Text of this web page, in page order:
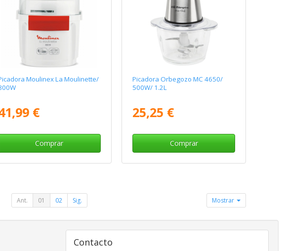
Moulinex La Moulinette/
€
Comprar
Picadora Orbegozo MC 4650/
500W/ 1.2L
25,25 €
Comprar
Ant. 01 02 Sig. Mostrar
Contacto